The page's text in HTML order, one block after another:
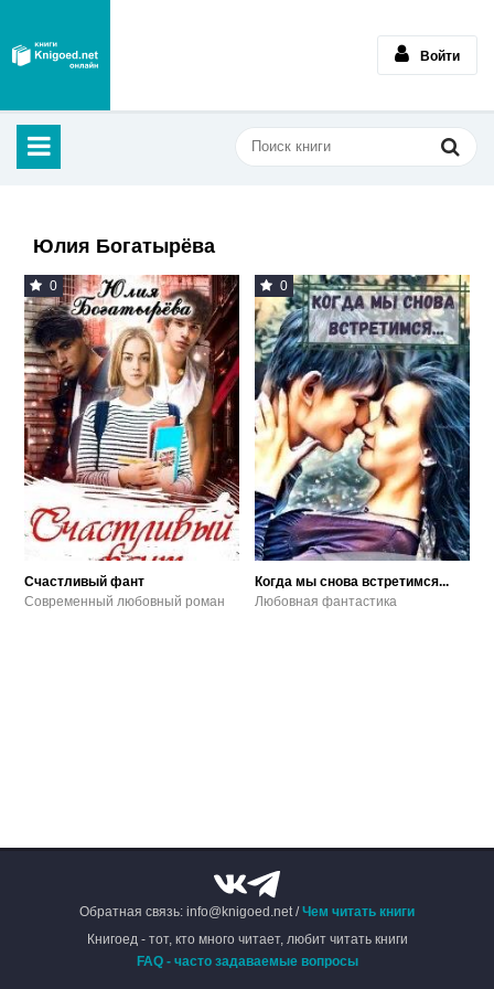
Войти
Юлия Богатырёва
0
Счастливый фант
Современный любовный роман
0
Когда мы снова встретимся...
Любовная фантастика
Обратная связь: info@knigoed.net /Чем читать книги
Книгоед - тот, кто много читает, любит читать книги
FAQ - часто задаваемые вопросы